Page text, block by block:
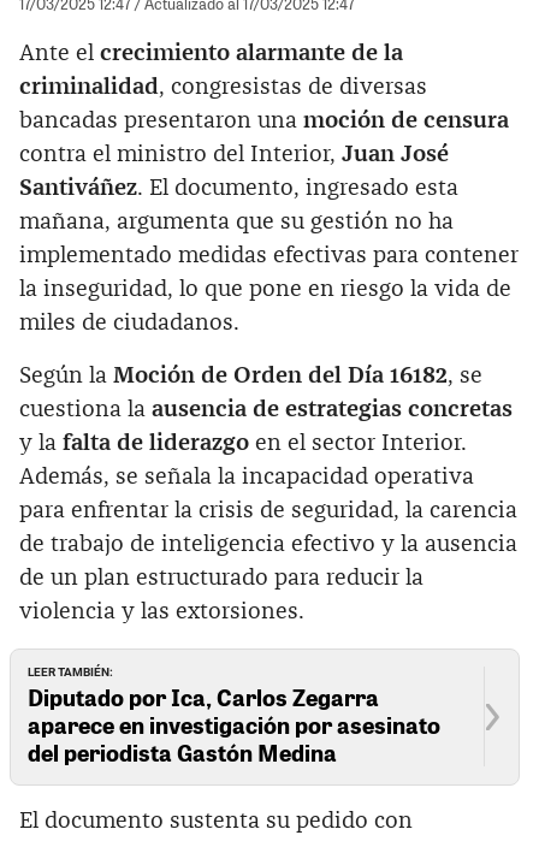
Ante el crecimiento alarmante de la
criminalidad, congresistas de diversas
bancadas presentaron una moción de censura
contra el ministro del Interior, Juan José
Santiváñez. El documento, ingresado esta
mañana, argumenta que su gestión no ha
implementado medidas efectivas para contener
la inseguridad, lo que pone en riesgo la vida de
miles de ciudadanos.
Según la Moción de Orden del Día 16182, se
cuestiona la ausencia de estrategias concretas
y la falta de liderazgo en el sector Interior.
Además, se señala la incapacidad operativa
para enfrentar la crisis de seguridad, la carencia
de trabajo de inteligencia efectivo y la ausencia
de un plan estructurado para reducir la
violencia y las extorsiones.
LEER TAMBIÉN:
Diputado por Ica, Carlos Zegarra
aparece en investigación por asesinato
del periodista Gastón Medina
El documento sustenta su pedido con